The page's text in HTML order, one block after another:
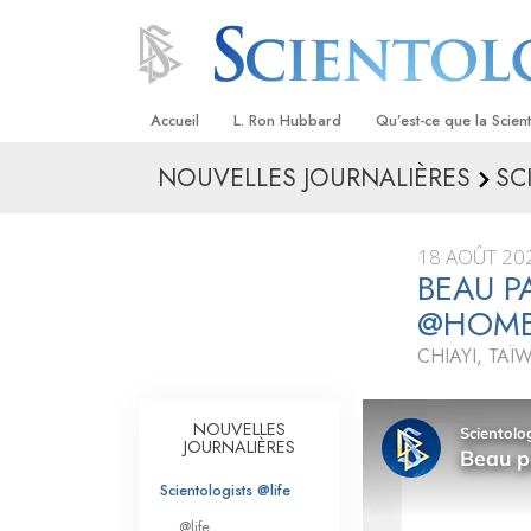
Accueil L. Ron Hubbard Qu’est-ce que la
Croyances et pratiques
Les scientologues et
Rencontrez un
À l’intérieur d’une
Les principes de base
Scientologie
La Dianétique : Une
NOUVELLES JOURNALIÈRES
18 AOÛT
BEAU
CHIAYI,
NOUVELLES
JOURNALIÈRES
Scientologists @life